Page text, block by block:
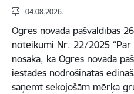
04.08.2026.
Ogres novada pašvaldības
noteikumi Nr. 22/2025 “Par
nosaka, ka Ogres novada
iestādes nodrošinātās
saņemt sekojošām mērķa